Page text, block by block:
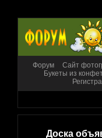
Форум Сайт
Букеты из
Доска